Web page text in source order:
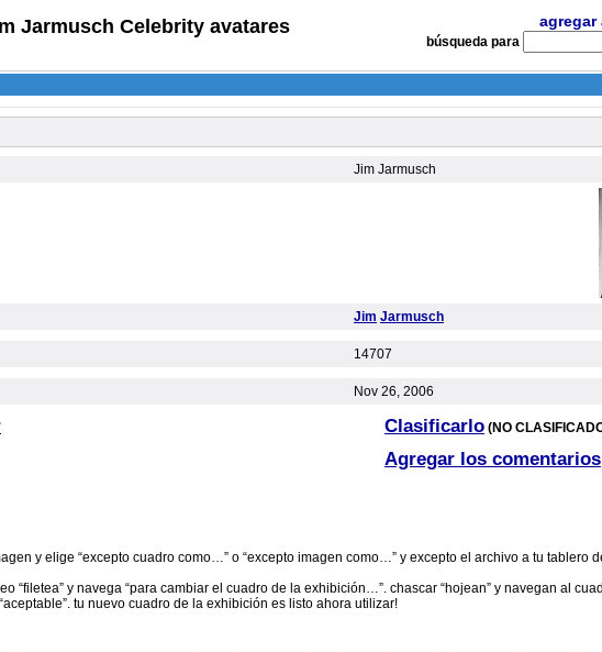
Jarmusch Celebrity avatares agregar
búsqueda para
Jim Jarmusch
Jim Jarmusch
14707
Nov 26, 2006
Clasificarlo (NO
Agregar los comentarios
y elige “excepto cuadro como…” o “excepto imagen como…” y excepto el archivo a tu tablero
“filetea” y navega “para cambiar el cuadro de la exhibición…”. chascar “hojean” y navegan al
tu nuevo cuadro de la exhibición es listo ahora utilizar!